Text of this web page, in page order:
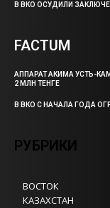
В ВКО ОСУДИЛИ
FACTUM
АППАРАТ АКИМА УСТЬ-
2 МЛН ТЕНГЕ
В ВКО С НАЧАЛА ГОДА
РУБРИКИ
ВОСТОК
КАЗАХСТАН